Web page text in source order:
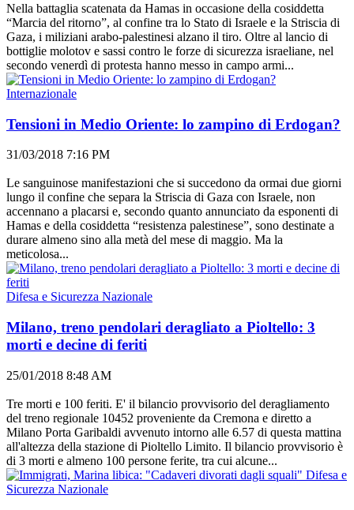
Nella battaglia scatenata da Hamas in occasione della cosiddetta
“Marcia del ritorno”, al confine tra lo Stato di Israele e la Striscia di
Gaza, i miliziani arabo-palestinesi alzano il tiro. Oltre al lancio di
bottiglie molotov e sassi contro le forze di sicurezza israeliane, nel
secondo venerdì di protesta hanno messo in campo armi...
Internazionale
Tensioni in Medio Oriente: lo zampino di Erdogan?
31/03/2018 7:16 PM
Le sanguinose manifestazioni che si succedono da ormai due giorni
lungo il confine che separa la Striscia di Gaza con Israele, non
accennano a placarsi e, secondo quanto annunciato da esponenti di
Hamas e della cosiddetta “resistenza palestinese”, sono destinate a
durare almeno sino alla metà del mese di maggio. Ma la
meticolosa...
Difesa e Sicurezza Nazionale
Milano, treno pendolari deragliato a Pioltello: 3
morti e decine di feriti
25/01/2018 8:48 AM
Tre morti e 100 feriti. E' il bilancio provvisorio del deragliamento
del treno regionale 10452 proveniente da Cremona e diretto a
Milano Porta Garibaldi avvenuto intorno alle 6.57 di questa mattina
all'altezza della stazione di Pioltello Limito. Il bilancio provvisorio è
di 3 morti e almeno 100 persone ferite, tra cui alcune...
Difesa e
Sicurezza Nazionale